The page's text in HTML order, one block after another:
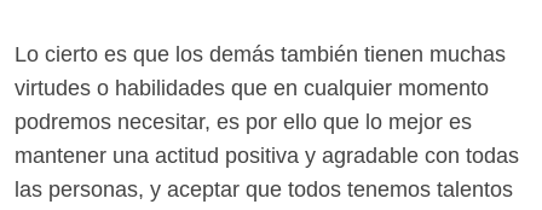
Lo cierto es que los demás también tienen muchas
virtudes o habilidades que en cualquier momento
podremos necesitar, es por ello que lo mejor es
mantener una actitud positiva y agradable con todas
las personas, y aceptar que todos tenemos talentos